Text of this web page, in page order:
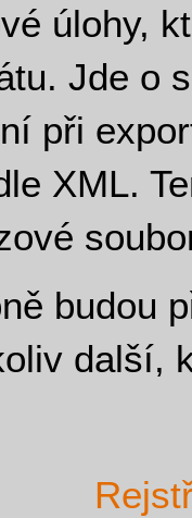
úlohy,
Jde o
při
XML.
budou
další,